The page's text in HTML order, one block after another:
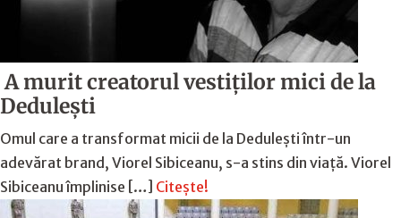
A murit creatorul vestiților mici de la
Dedulești
Omul care a transformat micii de la Dedulești într-un
adevărat brand, Viorel Sibiceanu, s-a stins din viață. Viorel
Sibiceanu împlinise […] Citește!